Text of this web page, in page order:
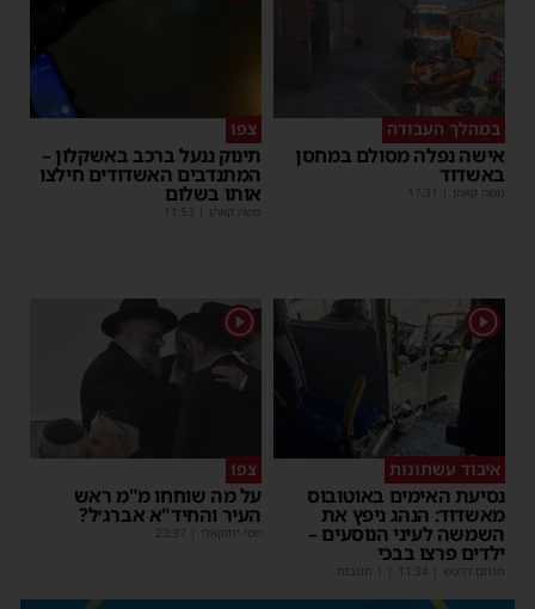
במהלך העבודה
אישה נפלה מסולם במחסן
באשדוד
משה קאהן 17:31
צפו
תינוק ננעל ברכב באשקלון –
המתנדבים האשדודים חילצו
אותו בשלום
משה קאהן 11:53
1
איבוד עשתונות
נסיעת האימים באוטובוס
מאשדוד: הנהג ניפץ את
השמשה לעיני הנוסעים –
ילדים פרצו בבכי
מנחם דויטש 11:34
1
צפו
על מה שוחחו מ"מ ראש
העיר והחיד"א אברג׳ל?
יוסי יחזקאלי 23:37